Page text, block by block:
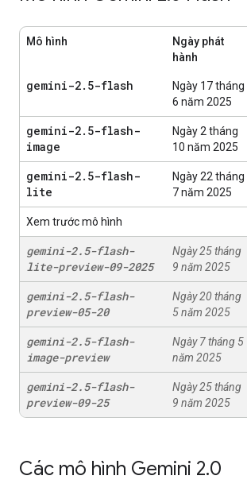
Mô hình
Ngày phát
hành
gemini-2. 5-flash
Ngày 17 tháng
6 năm 2025
gemini-2. 5-flash-
image
Ngày 2 tháng
10 năm 2025
gemini-2. 5-flash-
lite
Ngày 22 tháng
7 năm 2025
Xem trước mô hình
gemini-2.5-flash-
lite-preview-09-2025
Ngày 25 tháng
9 năm 2025
gemini-2.5-flash-
preview-05-20
Ngày 20 tháng
5 năm 2025
gemini-2.5-flash-
image-preview
Ngày 7 tháng 5
năm 2025
gemini-2.5-flash-
preview-09-25
Ngày 25 tháng
9 năm 2025
Các mô hình Gemini 2.0